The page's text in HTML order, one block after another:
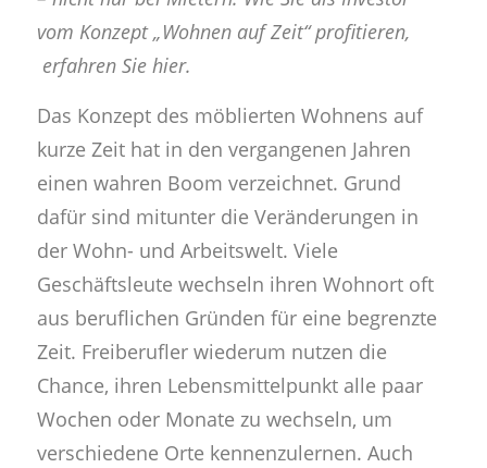
vom Konzept „Wohnen auf Zeit“ profitieren,
erfahren Sie hier.
Das Konzept des möblierten Wohnens auf
kurze Zeit hat in den vergangenen Jahren
einen wahren Boom verzeichnet. Grund
dafür sind mitunter die Veränderungen in
der Wohn- und Arbeitswelt. Viele
Geschäftsleute wechseln ihren Wohnort oft
aus beruflichen Gründen für eine begrenzte
Zeit. Freiberufler wiederum nutzen die
Chance, ihren Lebensmittelpunkt alle paar
Wochen oder Monate zu wechseln, um
verschiedene Orte kennenzulernen. Auch